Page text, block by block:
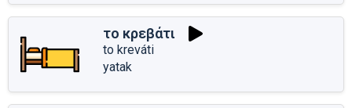
το κρεβάτι
to kreváti
yatak